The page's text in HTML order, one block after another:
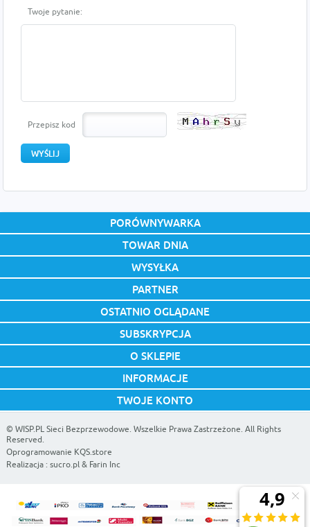
Twoje pytanie:
Przepisz kod
PORÓWNYWARKA
TOWAR DNIA
WYSYŁKA
PARTNER
OSTATNIO OGLĄDANE
SUBSKRYPCJA
O SKLEPIE
INFORMACJE
TWOJE KONTO
© WISP.PL Sieci Bezprzewodowe. Wszelkie Prawa Zastrzeżone. All Rights
Reserved.
Oprogramowanie KQS.store
Realizacja : sucro.pl& Farin Inc